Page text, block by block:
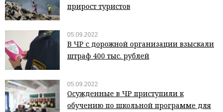
прирост туристов
05.09.2022
В ЧР с дорожной организации взыскали
штраф 400 тыс. рублей
05.09.2022
Осужденные в ЧР приступили к
обучению по школьной программе для